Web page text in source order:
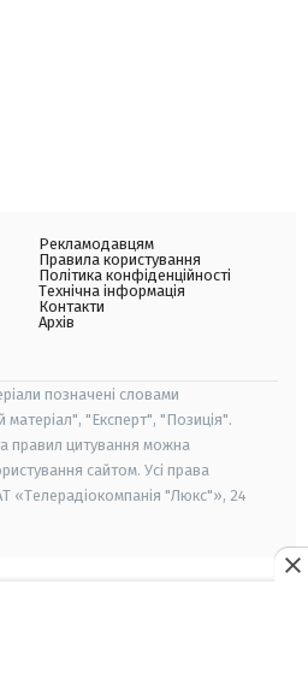
Рекламодавцям
Правила користування
Політика конфіденційності
Технічна інформація
Контакти
Архів
позначені словами
"Експерт", "Позиція".
правил цитування можна
сайтом. Усі права
«Телерадіокомпанія "Люкс"», 24